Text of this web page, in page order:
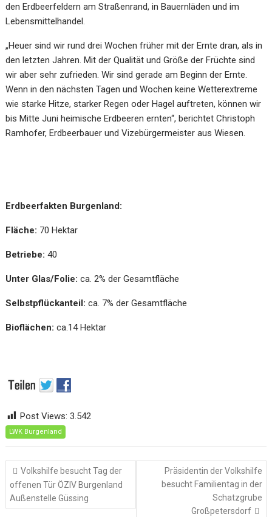
den Erdbeerfeldern am Straßenrand, in Bauernläden und im
Lebensmittelhandel.
„Heuer sind wir rund drei Wochen früher mit der Ernte dran, als in
den letzten Jahren. Mit der Qualität und Größe der Früchte sind
wir aber sehr zufrieden. Wir sind gerade am Beginn der Ernte.
Wenn in den nächsten Tagen und Wochen keine Wetterextreme
wie starke Hitze, starker Regen oder Hagel auftreten, können wir
bis Mitte Juni heimische Erdbeeren ernten“, berichtet Christoph
Ramhofer, Erdbeerbauer und Vizebürgermeister aus Wiesen.
Erdbeerfakten Burgenland:
Fläche: 70 Hektar
Betriebe: 40
Unter Glas/Folie: ca. 2% der Gesamtfläche
Selbstpflückanteil: ca. 7% der Gesamtfläche
Bioflächen: ca.14 Hektar
Post Views: 3.542
LWK Burgenland
Beitragsnavigation
Volkshilfe besucht Tag der
offenen Tür ÖZIV Burgenland
Außenstelle Güssing
Präsidentin der Volkshilfe
besucht Familientag in der
Schatzgrube
Großpetersdorf